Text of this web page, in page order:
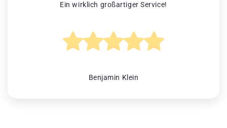
Ein wirklich großartiger Service!
Benjamin Klein